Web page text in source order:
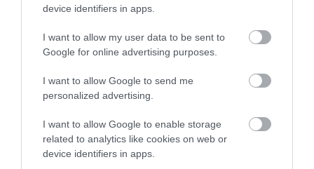
device identifiers in apps.
I want to allow my user data to be sent to
Google for online advertising purposes.
I want to allow Google to send me
personalized advertising.
I want to allow Google to enable storage
related to analytics like cookies on web or
device identifiers in apps.
Megható felvétel: elpusztult borját vitte magával egy
Halálos fenyegetés miatt lemondta erdélyi koncertjét Majka
Védelmi Munkacsoport: hosszabb hőségriasztás, stabil
energiaellátás
összefogást szerveznek a túrázók
Rekordközeli aszály a Dunán: megkezdték a történelmi
kisvízszintek rögzítését